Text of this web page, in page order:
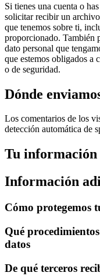
Si tienes una cuenta o
solicitar recibir un
que tenemos sobre ti,
proporcionado. También
dato personal que
que estemos obligados a
o de seguridad.
Dónde
Los comentarios de los
detección automática de
Tu información
Información
Cómo protegemos
Qué
datos
De qué terceros